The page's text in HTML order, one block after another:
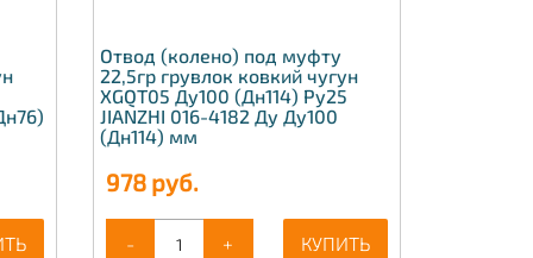
Отвод (колено) под муфту
22,5гр грувлок ковкий чугун
XGQT05 Ду100 (Дн114) Ру25
JIANZHI 016-4182 Ду Ду100
(Дн114) мм
978руб.
- + КУПИТЬ